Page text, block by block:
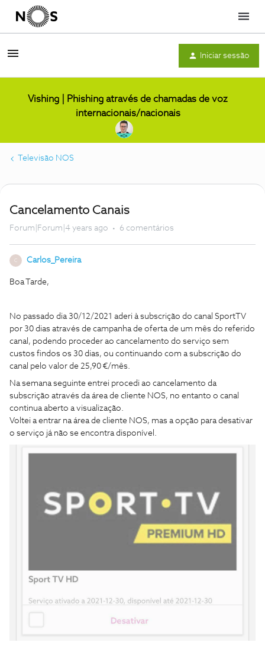
Menu
Iniciar sessão
Vishing | Phishing através de chamadas de voz
internacionais/nacionais
Televisão NOS
Cancelamento Canais
Forum|Forum|4 years ago 6 comentários
C Carlos_Pereira
Boa Tarde,
No passado dia 30/12/2021 aderi à subscrição do canal SportTV
por 30 dias através de campanha de oferta de um mês do referido
canal, podendo proceder ao cancelamento do serviço sem
custos findos os 30 dias, ou continuando com a subscrição do
canal pelo valor de 25,90 €/mês.
Na semana seguinte entrei procedi ao cancelamento da
subscrição através da área de cliente NOS, no entanto o canal
continua aberto a visualização.
Voltei a entrar na área de cliente NOS, mas a opção para desativar
o serviço já não se encontra disponível.